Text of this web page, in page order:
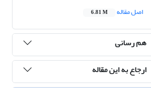
اصل مقاله
6.81 M
هم رسانی
ارجاع به این مقاله